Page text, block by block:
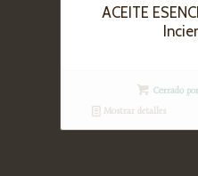
ACEITE
Cerrado
Mostrar detalles